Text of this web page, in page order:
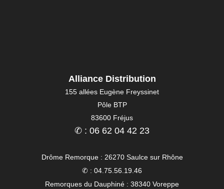
Alliance Distribution
155 allées Eugène Freyssinet
Pôle BTP
83600 Fréjus
✆ : 06 62 04 42 23
Drôme Remorque : 26270 Saulce sur Rhône
✆ : 04.75.56.19.46
Remorques du Dauphiné : 38340 Voreppe